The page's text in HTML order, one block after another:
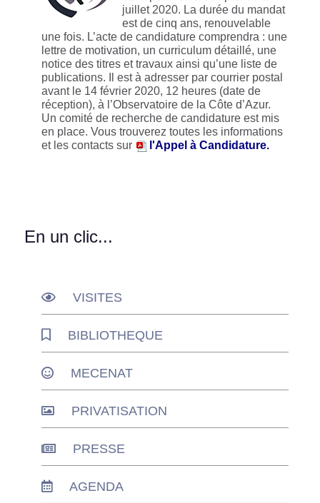
juillet 2020. La durée du mandat
est de cinq ans, renouvelable
une fois. L’acte de candidature comprendra : une
lettre de motivation, un curriculum détaillé, une
notice des titres et travaux ainsi qu’une liste de
publications. Il est à adresser par courrier postal
avant le 14 février 2020, 12 heures (date de
réception), à l’Observatoire de la Côte d’Azur.
Un comité de recherche de candidature est mis
en place. Vous trouverez toutes les informations
et les contacts sur
l'Appel à Candidature.
En un clic...
VISITES
BIBLIOTHEQUE
MECENAT
PRIVATISATION
PRESSE
AGENDA